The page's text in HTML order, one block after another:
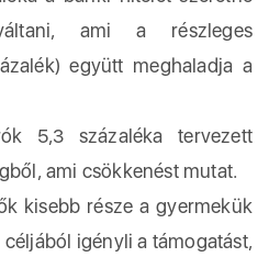
ami a részleges
együtt meghaladja a
5,3 százaléka tervezett
ami csökkenést mutat.
kisebb része a gyermekük
igényli a támogatást,